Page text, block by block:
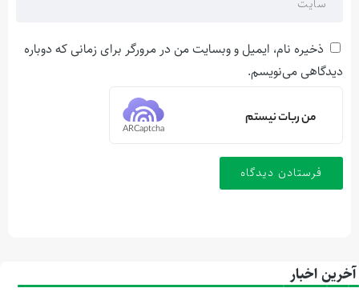
ذخیره نام، ایمیل و وبسایت من در مرورگر برای زمانی که دوباره
دیدگاهی می‌نویسم.
من ربات نیستم
ARCaptcha
آخرین اخبار